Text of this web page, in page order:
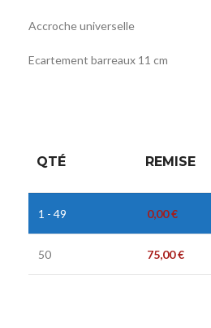
Accroche universelle
Ecartement barreaux 11 cm
QTÉ REMISE
1 - 49 0,00€
50 75,00€